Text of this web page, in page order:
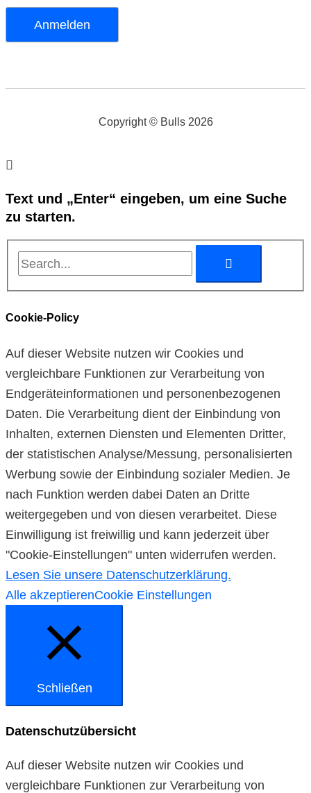
Copyright © Bulls 2026
Text und „Enter“ eingeben, um eine Suche
zu starten.
Cookie-Policy
Auf dieser Website nutzen wir Cookies und
vergleichbare Funktionen zur Verarbeitung von
Endgeräteinformationen und personenbezogenen
Daten. Die Verarbeitung dient der Einbindung von
Inhalten, externen Diensten und Elementen Dritter,
der statistischen Analyse/Messung, personalisierten
Werbung sowie der Einbindung sozialer Medien. Je
nach Funktion werden dabei Daten an Dritte
weitergegeben und von diesen verarbeitet. Diese
Einwilligung ist freiwillig und kann jederzeit über
"Cookie-Einstellungen" unten widerrufen werden.
Lesen Sie unsere Datenschutzerklärung.
Alle akzeptierenCookie Einstellungen
Schließen
Datenschutzübersicht
Auf dieser Website nutzen wir Cookies und
vergleichbare Funktionen zur Verarbeitung von